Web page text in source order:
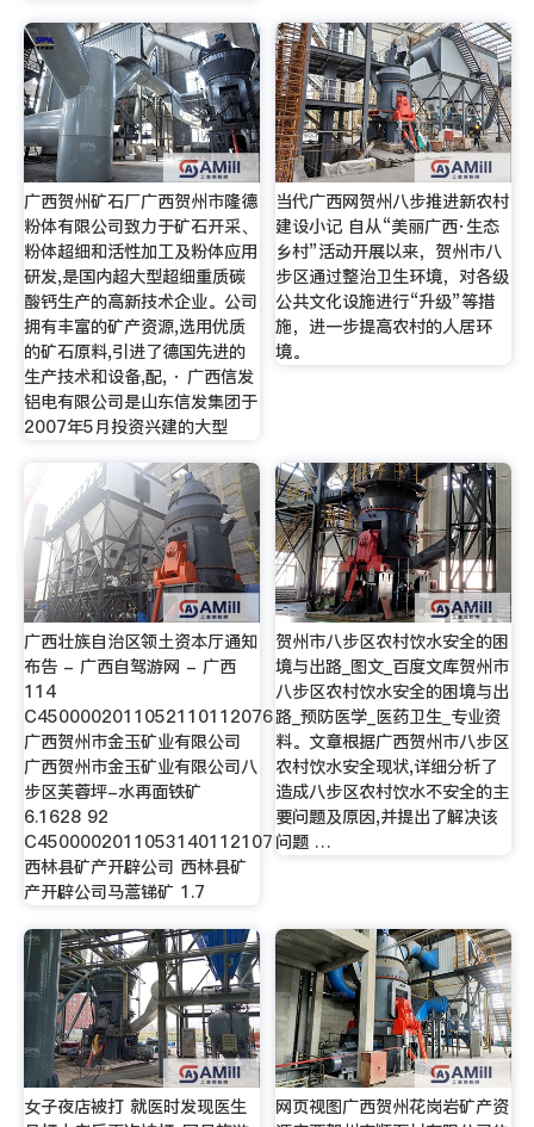
广西贺州矿石厂广西贺州市隆德
粉体有限公司致力于矿石开采、
粉体超细和活性加工及粉体应用
研发,是国内超大型超细重质碳
酸钙生产的高新技术企业。公司
拥有丰富的矿产资源,选用优质
的矿石原料,引进了德国先进的
生产技术和设备,配, · 广西信发
铝电有限公司是山东信发集团于
2007年5月投资兴建的大型
当代广西网贺州八步推进新农村
建设小记 自从“美丽广西·生态
乡村”活动开展以来，贺州市八
步区通过整治卫生环境，对各级
公共文化设施进行“升级”等措
施，进一步提高农村的人居环
境。
广西壮族自治区领土资本厅通知
布告 - 广西自驾游网 - 广西
114
C4500002011052110112076
广西贺州市金玉矿业有限公司
广西贺州市金玉矿业有限公司八
步区芙蓉坪-水再面铁矿
6.1628 92
C4500002011053140112107
西林县矿产开辟公司 西林县矿
产开辟公司马蒿锑矿 1.7
贺州市八步区农村饮水安全的困
境与出路_图文_百度文库贺州市
八步区农村饮水安全的困境与出
路_预防医学_医药卫生_专业资
料。文章根据广西贺州市八步区
农村饮水安全现状,详细分析了
造成八步区农村饮水不安全的主
要问题及原因,并提出了解决该
问题 …
女子夜店被打 就医时发现医生
网页视图广西贺州花岗岩矿产资